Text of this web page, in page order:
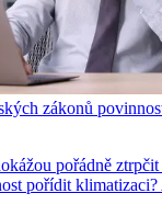
zákonů
pořádně
pořídit